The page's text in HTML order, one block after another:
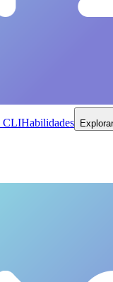
CLIHabilidades Explorar